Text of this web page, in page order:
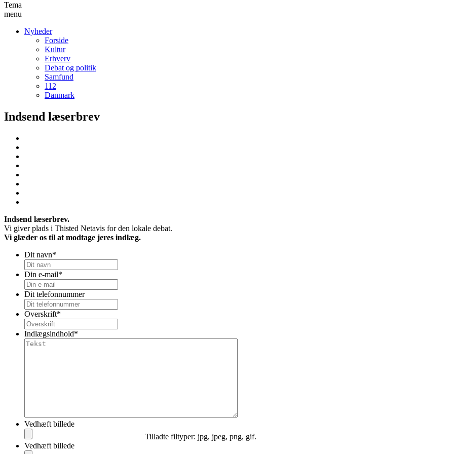
Tema
menu
Nyheder
Forside
Kultur
Erhverv
Debat og politik
Samfund
112
Danmark
Indsend læserbrev
Indsend læserbrev.
Vi giver plads i Thisted Netavis for den lokale debat.
Vi glæder os til at modtage jeres indlæg.
Dit navn*
Din e-mail*
Dit telefonnummer
Overskrift*
Indlægsindhold*
Vedhæft billede
Tilladte filtyper: jpg, jpeg, png, gif.
Vedhæft billede